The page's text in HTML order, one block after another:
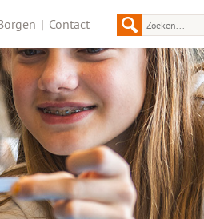
| Contact